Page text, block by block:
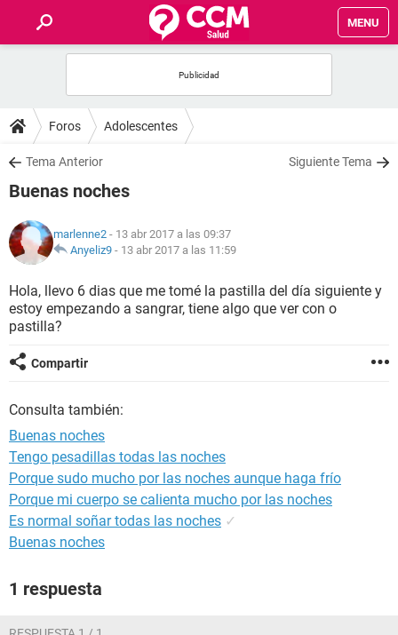
MENU
FOROS
SALUD
NUTRICIÓN
BIENESTAR
Foros Adolescentes
Tema Anterior Siguiente Tema
Buenas noches
marlenne2 - 13 abr 2017 a las 09:37
Anyeliz9 - 13 abr 2017 a las 11:59
Hola, llevo 6 dias que me tomé la pastilla del día siguiente y
estoy empezando a sangrar, tiene algo que ver con o
pastilla?
Compartir
Consulta también:
Buenas noches
Tengo pesadillas todas las noches
Porque sudo mucho por las noches aunque haga frío
Porque mi cuerpo se calienta mucho por las noches
Es normal soñar todas las noches ✓
Buenas noches
1 respuesta